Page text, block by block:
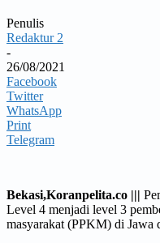
Penulis
Redaktur 2
-
26/08/2021
Facebook
Twitter
WhatsApp
Print
Telegram
Bekasi,Koranpelita.co |||
Level 4 menjadi level 3
masyarakat (PPKM) di Jawa